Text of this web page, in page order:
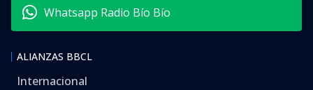
Whatsapp Radio Bío Bío
ALIANZAS BBCL
Internacional